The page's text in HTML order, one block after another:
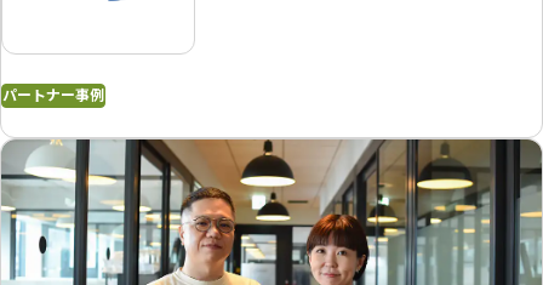
パートナー事例